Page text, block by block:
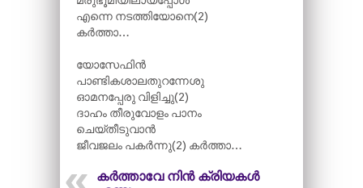
എന്നെ നടത്തിയോനെ(2)
കർത്താ…
യോസേഫിൻ
പാണ്ടികശാലതുറന്നേശു
ഓമനപ്പേരു വിളിച്ചു(2)
ദാഹം തീരുവോളം പാനം
ചെയ്തീടുവാൻ
ജീവജലം പകർന്നു(2) കർത്താ…
കർത്താവേ നിൻ ക്രിയകൾ